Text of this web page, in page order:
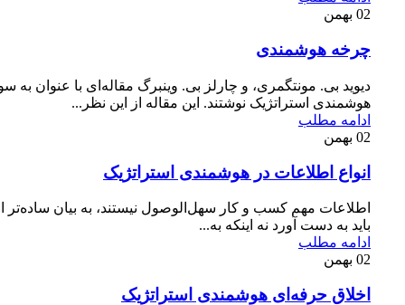
02 بهمن
چرخه هوشمندی
دیوید بی‌. مونتگمری، و چارلز بی‌. وینبرگ مقاله‌ای با عنوان
هوشمندی استراتژیک ‌نوشتند. این مقاله از این نظر...
ادامه مطلب
02 بهمن
انواع اطلاعات در هوشمندی استراتژیک
اطلاعات مهم کسب و کار سهل‌الوصول نیستند، به بیان ساده‌تر
باید به دست آورد نه اینکه به...
ادامه مطلب
02 بهمن
اخلاق حرفه‌ای هوشمندی استراتژیک